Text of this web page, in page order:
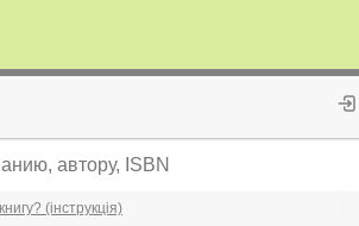
(інструкція)